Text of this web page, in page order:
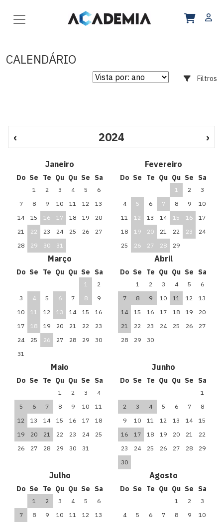
CALENDÁRIO
Filtros
‹ 2024 ›
Janeiro
Do Se Te Qu Qu Se Sa
1 2 3 4 5
6
7
8 9 10 11 12
13
14
15 16 17 18 19
20
21
22 23 24 25 26
27
28
29 30 31
Fevereiro
Do Se Te Qu Qu Se Sa
1 2
3
4
5 6 7 8 9
10
11
12 13 14 15 16
17
18
19 20 21 22 23
24
25
26 27 28 29
Março
Do Se Te Qu Qu Se Sa
1
2
3
4 5 6 7 8
9
10
11 12 13 14 15
16
17
18 19 20 21 22
23
24
25 26 27 28 29
30
31
Abril
Do Se Te Qu Qu Se Sa
1 2 3 4 5
6
7
8 9 10 11 12
13
14
15 16 17 18 19
20
21
22 23 24 25 26
27
28
29 30
Maio
Do Se Te Qu Qu Se Sa
1 2 3
4
5
6 7 8 9 10
11
12
13 14 15 16 17
18
19
20 21 22 23 24
25
26
27 28 29 30 31
Junho
Do Se Te Qu Qu Se Sa
1
2
3 4 5 6 7
8
9
10 11 12 13 14
15
16
17 18 19 20 21
22
23
24 25 26 27 28
29
30
Julho
Do Se Te Qu Qu Se Sa
1 2 3 4 5
6
7
8 9 10 11 12
13
Agosto
Do Se Te Qu Qu Se Sa
1 2
3
4
5 6 7 8 9
10